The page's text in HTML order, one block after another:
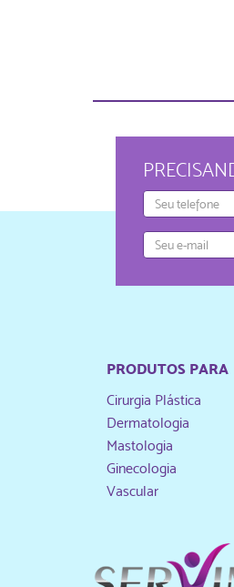
Telefone
mail
PRODUTOS PARA
Cirurgia Plástica
Dermatologia
Mastologia
Ginecologia
Vascular